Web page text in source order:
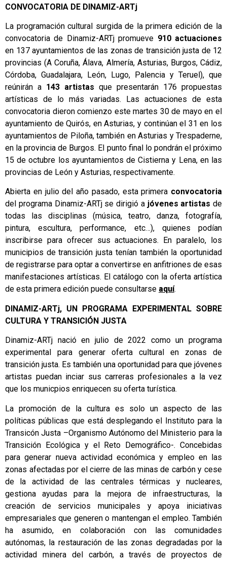
CONVOCATORIA DE DINAMIZ-ARTj
La programación cultural surgida de la primera edición de la
convocatoria de Dinamiz-ARTj promueve 910 actuaciones
en 137 ayuntamientos de las zonas de transición justa de 12
provincias (A Coruña, Álava, Almería, Asturias, Burgos, Cádiz,
Córdoba, Guadalajara, León, Lugo, Palencia y Teruel), que
reúnirán a 143 artistas que presentarán 176 propuestas
artísticas de lo más variadas. Las actuaciones de esta
convocatoria dieron comienzo este martes 30 de mayo en el
ayuntamiento de Quirós, en Asturias, y continúan el 31 en los
ayuntamientos de Piloña, también en Asturias y Trespaderne,
en la provincia de Burgos. El punto final lo pondrán el próximo
15 de octubre los ayuntamientos de Cistierna y Lena, en las
provincias de León y Asturias, respectivamente.
Abierta en julio del año pasado, esta primera convocatoria
del programa Dinamiz-ARTj se dirigió a jóvenes artistas de
todas las disciplinas (música, teatro, danza, fotografía,
pintura, escultura, performance, etc…), quienes podían
inscribirse para ofrecer sus actuaciones. En paralelo, los
municipios de transición justa tenían también la oportunidad
de registrarse para optar a convertirse en anfitriones de esas
manifestaciones artísticas. El catálogo con la oferta artística
de esta primera edición puede consultarse aquí.
DINAMIZ-ARTj, UN PROGRAMA EXPERIMENTAL SOBRE
CULTURA Y TRANSICIÓN JUSTA
Dinamiz-ARTj nació en julio de 2022 como un programa
experimental para generar oferta cultural en zonas de
transición justa. Es también una oportunidad para que jóvenes
artistas puedan inciar sus carreras profesionales a la vez
que los municpios enriquecen su oferta turística.
La promoción de la cultura es solo un aspecto de las
políticas públicas que está desplegando el Instituto para la
Transicón Justa –Organismo Autónomo del Ministerio para la
Transición Ecológica y el Reto Demográfico-. Concebidas
para generar nueva actividad económica y empleo en las
zonas afectadas por el cierre de las minas de carbón y cese
de la actividad de las centrales térmicas y nucleares,
gestiona ayudas para la mejora de infraestructuras, la
creación de servicios municipales y apoya iniciativas
empresariales que generen o mantengan el empleo. También
ha asumido, en colaboración con las comunidades
autónomas, la restauración de las zonas degradadas por la
actividad minera del carbón, a través de proyectos de